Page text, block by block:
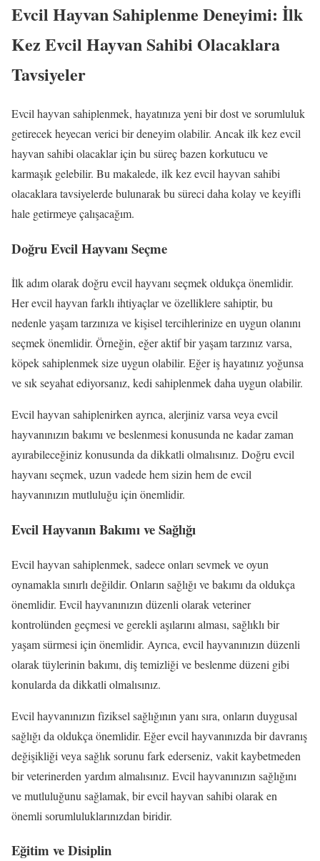
Evcil Hayvan Sahiplenme Deneyimi: İlk
Kez Evcil Hayvan Sahibi Olacaklara
Tavsiyeler
Evcil hayvan sahiplenmek, hayatınıza yeni bir dost ve sorumluluk
getirecek heyecan verici bir deneyim olabilir. Ancak ilk kez evcil
hayvan sahibi olacaklar için bu süreç bazen korkutucu ve
karmaşık gelebilir. Bu makalede, ilk kez evcil hayvan sahibi
olacaklara tavsiyelerde bulunarak bu süreci daha kolay ve keyifli
hale getirmeye çalışacağım.
Doğru Evcil Hayvanı Seçme
İlk adım olarak doğru evcil hayvanı seçmek oldukça önemlidir.
Her evcil hayvan farklı ihtiyaçlar ve özelliklere sahiptir, bu
nedenle yaşam tarzınıza ve kişisel tercihlerinize en uygun olanını
seçmek önemlidir. Örneğin, eğer aktif bir yaşam tarzınız varsa,
köpek sahiplenmek size uygun olabilir. Eğer iş hayatınız yoğunsa
ve sık seyahat ediyorsanız, kedi sahiplenmek daha uygun olabilir.
Evcil hayvan sahiplenirken ayrıca, alerjiniz varsa veya evcil
hayvanınızın bakımı ve beslenmesi konusunda ne kadar zaman
ayırabileceğiniz konusunda da dikkatli olmalısınız. Doğru evcil
hayvanı seçmek, uzun vadede hem sizin hem de evcil
hayvanınızın mutluluğu için önemlidir.
Evcil Hayvanın Bakımı ve Sağlığı
Evcil hayvan sahiplenmek, sadece onları sevmek ve oyun
oynamakla sınırlı değildir. Onların sağlığı ve bakımı da oldukça
önemlidir. Evcil hayvanınızın düzenli olarak veteriner
kontrolünden geçmesi ve gerekli aşılarını alması, sağlıklı bir
yaşam sürmesi için önemlidir. Ayrıca, evcil hayvanınızın düzenli
olarak tüylerinin bakımı, diş temizliği ve beslenme düzeni gibi
konularda da dikkatli olmalısınız.
Evcil hayvanınızın fiziksel sağlığının yanı sıra, onların duygusal
sağlığı da oldukça önemlidir. Eğer evcil hayvanınızda bir davranış
değişikliği veya sağlık sorunu fark ederseniz, vakit kaybetmeden
bir veterinerden yardım almalısınız. Evcil hayvanınızın sağlığını
ve mutluluğunu sağlamak, bir evcil hayvan sahibi olarak en
önemli sorumluluklarınızdan biridir.
Eğitim ve Disiplin